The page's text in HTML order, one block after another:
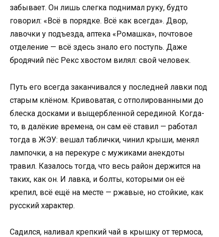
забывает. Он лишь слегка поднимал руку, будто
говорил: «Всё в порядке. Всё как всегда». Двор,
лавочки у подъезда, аптека «Ромашка», почтовое
отделение — всё здесь знало его поступь. Даже
бродячий пёс Рекс хвостом вилял: свой человек.
Путь его всегда заканчивался у последней лавки под
старым клёном. Кривоватая, с отполированными до
блеска досками и выщербленной серединой. Когда-
то, в далёкие времена, он сам её ставил — работал
тогда в ЖЭУ: вешал таблички, чинил крыши, менял
лампочки, а на перекуре с мужиками анекдоты
травил. Казалось тогда, что весь район держится на
таких, как он. И лавка, и болты, которыми он её
крепил, всё ещё на месте — ржавые, но стойкие, как
русский характер.
Садился, наливал крепкий чай в крышку от термоса,